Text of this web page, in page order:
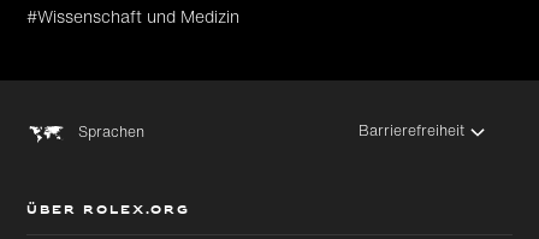
#Wissenschaft und Medizin
Sprachen Barrierefreiheit
ÜBER ROLEX.ORG